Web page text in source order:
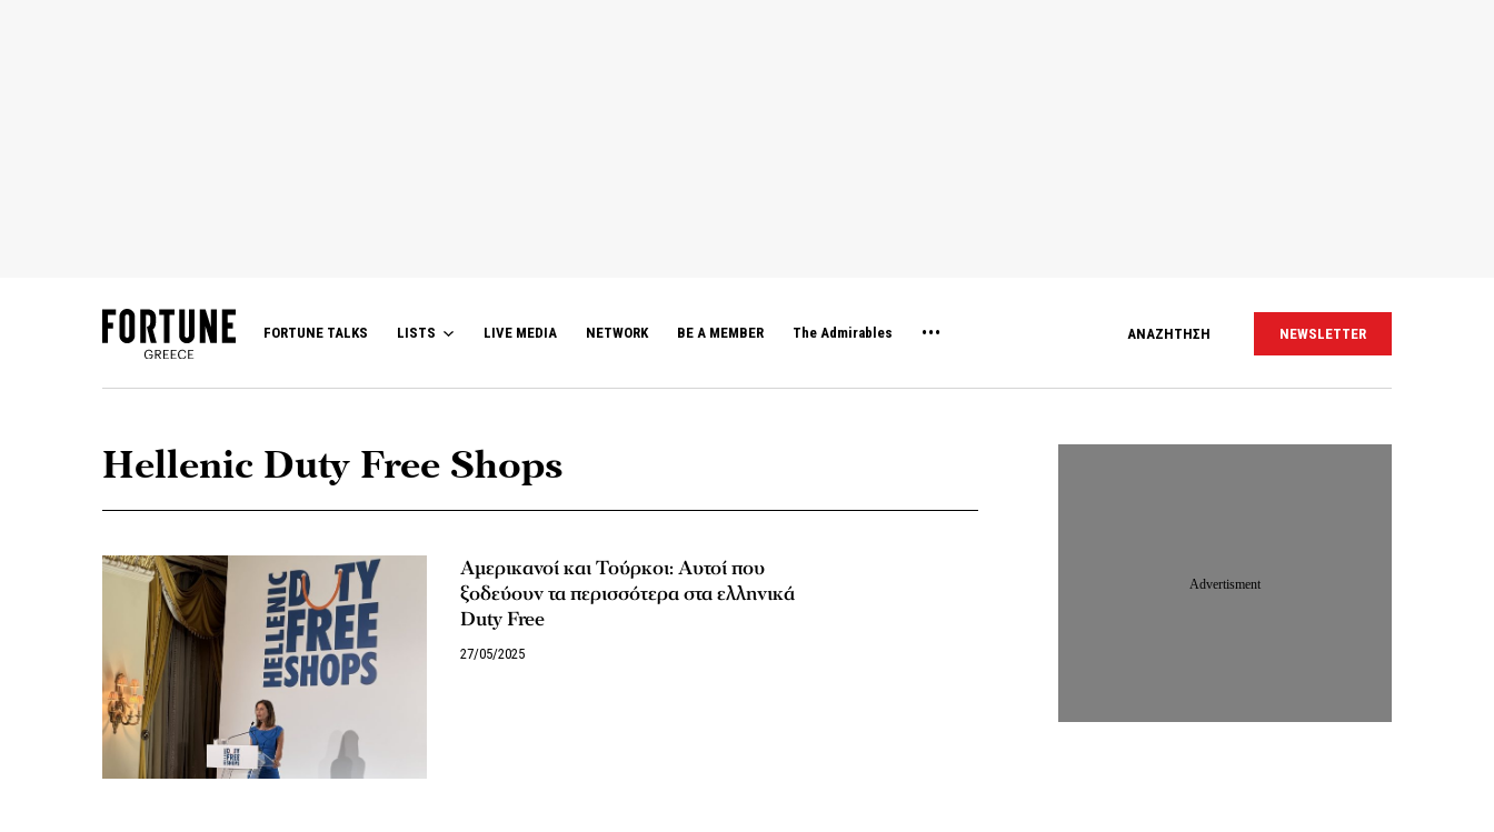
FORTUNE TALKS LISTS LIVE MEDIA NETWORK BE A MEMBER The Admirables ΑΝΑΖΗΤΗΣΗ NEWSLETTER
Hellenic Duty Free Shops
Αμερικανοί και Τούρκοι: Αυτοί που
ξοδεύουν τα περισσότερα στα ελληνικά
Duty Free
27/05/2025